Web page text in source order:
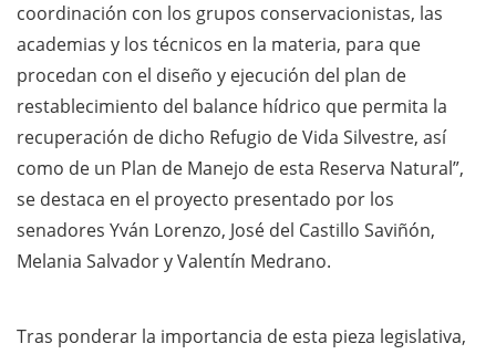
coordinación con los grupos conservacionistas, las
academias y los técnicos en la materia, para que
procedan con el diseño y ejecución del plan de
restablecimiento del balance hídrico que permita la
recuperación de dicho Refugio de Vida Silvestre, así
como de un Plan de Manejo de esta Reserva Natural”,
se destaca en el proyecto presentado por los
senadores Yván Lorenzo, José del Castillo Saviñón,
Melania Salvador y Valentín Medrano.
Tras ponderar la importancia de esta pieza legislativa,